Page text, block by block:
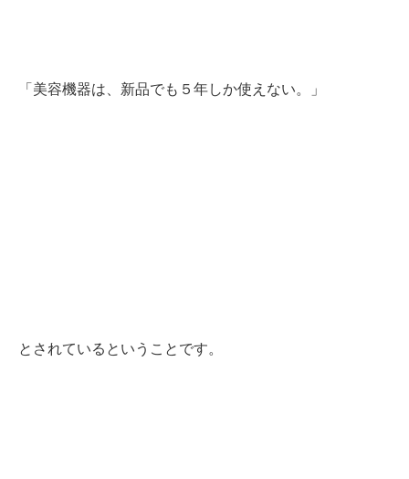
「美容機器は、新品でも５年しか使えない。」
とされているということです。